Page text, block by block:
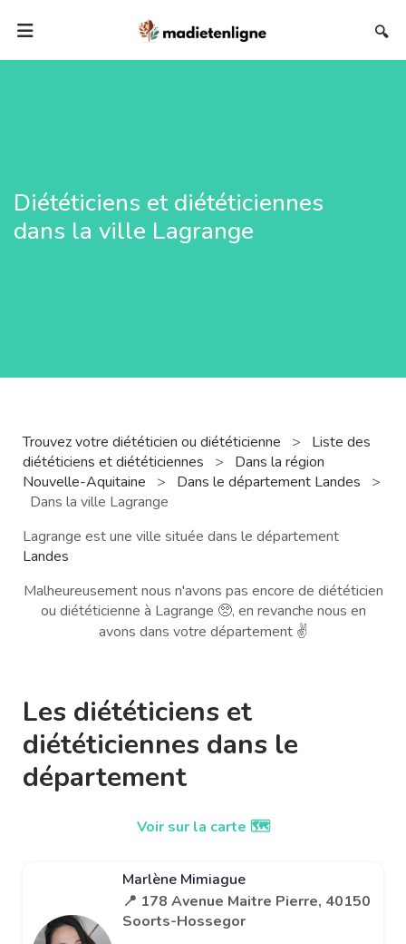
🔍
Diététiciens et diététiciennes
dans la ville Lagrange
Trouvez votre diététicien ou diététicienne >
Liste des
diététiciens et diététiciennes
>
Dans la région
Nouvelle-Aquitaine
> Dans le département Landes
>
Dans la ville Lagrange
Lagrange est une ville située dans le département
Landes
Malheureusement nous n'avons pas encore de diététicien
ou diététicienne à Lagrange 🥺, en revanche nous en
avons dans votre département ✌️
Les diététiciens et
diététiciennes dans le
département
Voir sur la carte 🗺️
Marlène Mimiague
📍 178 Avenue Maitre Pierre, 40150
Soorts-Hossegor